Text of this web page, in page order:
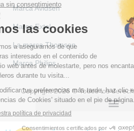
Marca Avidsen
Marca Extel
La marca Thomson
Marca Philips
Copyright 2026 © Todos los